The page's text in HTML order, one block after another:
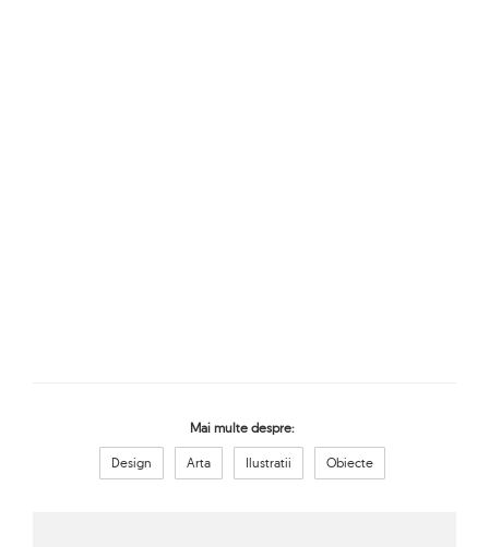
Mai multe despre:
Design Arta Ilustratii Obiecte